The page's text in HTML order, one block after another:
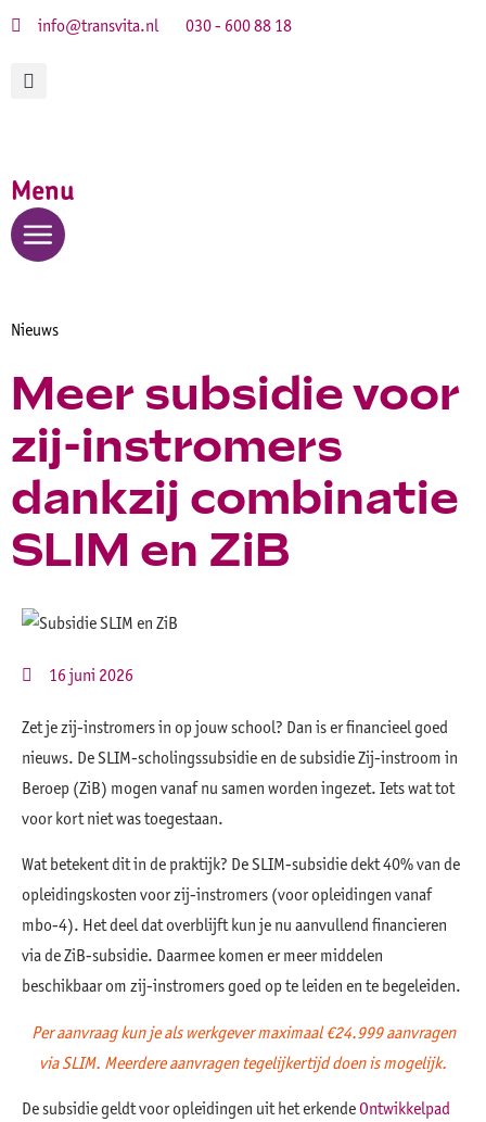
info@transvita.nl 030 - 600 88 18
Menu
Nieuws
Meer subsidie voor
zij-instromers
dankzij combinatie
SLIM en ZiB
16 juni 2026
Zet je zij-instromers in op jouw school? Dan is er financieel goed
nieuws. De SLIM-scholingssubsidie en de subsidie Zij-instroom in
Beroep (ZiB) mogen vanaf nu samen worden ingezet. Iets wat tot
voor kort niet was toegestaan.
Wat betekent dit in de praktijk? De SLIM-subsidie dekt 40% van de
opleidingskosten voor zij-instromers (voor opleidingen vanaf
mbo-4). Het deel dat overblijft kun je nu aanvullend financieren
via de ZiB-subsidie. Daarmee komen er meer middelen
beschikbaar om zij-instromers goed op te leiden en te begeleiden.
Per aanvraag kun je als werkgever maximaal €24.999 aanvragen
via SLIM. Meerdere aanvragen tegelijkertijd doen is mogelijk.
De subsidie geldt voor opleidingen uit het erkendeOntwikkelpad